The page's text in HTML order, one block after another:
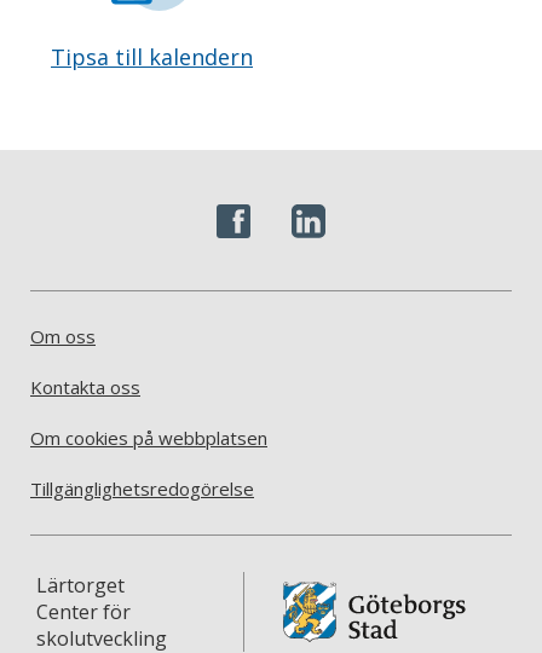
Tipsa till kalendern
Om oss
Kontakta oss
Om cookies på webbplatsen
Tillgänglighetsredogörelse
Lärtorget
Center för
skolutveckling